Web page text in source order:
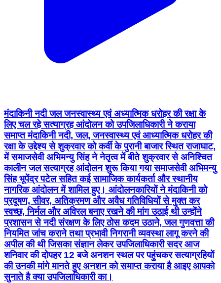
मंदाकिनी नदी जल जनस्वास्थ्य एवं अध्यात्मिक धरोहर की रक्षा के
लिए चल रहे सत्याग्रह आंदोलन को उपजिलाधिकारी ने कराया
समाप्त मंदाकिनी नदी, जल, जनस्वास्थ्य एवं आध्यात्मिक धरोहर की
रक्षा के उद्देश्य से शुक्रवार को कर्वी के पुरानी बाजार स्थित राजाघाट,
में समाजसेवी अभिमन्यु सिंह ने नेतृत्व में बीते शुक्रवार से अनिश्चित
कालीन जल सत्याग्रह आंदोलन शुरू किया गया समाजसेवी अभिमन्यु
सिंह भूपेंद्र पटेल सहित कई सामाजिक कार्यकर्ता और स्थानीय
नागरिक आंदोलन में शामिल हुए। आंदोलनकारियों ने मंदाकिनी को
प्रदूषण, सीवर, अतिक्रमण और अवैध गतिविधियों से मुक्त कर
स्वच्छ, निर्मल और अविरल बनाए रखने की मांग उठाई थी उन्होंने
प्रशासन से नदी संरक्षण के लिए ठोस कदम उठाने, जल गुणवत्ता की
नियमित जांच कराने तथा प्रभावी निगरानी व्यवस्था लागू करने की
अपील की थी जिसका संज्ञान लेकर उपजिलाधिकारी सदर आज
शनिवार की दोपहर 12 बजे अनशन स्थल पर पहुंचकर सत्याग्रहियों
की उनकी मांगे मानते हुए अनशन को समाप्त कराया है आइए आपको
सुनाते है क्या उपजिलाधिकारी का।